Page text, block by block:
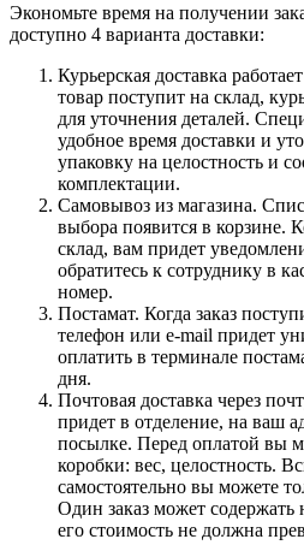
Экономьте время на получении
доступно 4 варианта доставки:
Курьерская доставка
товар поступит на склад,
для уточнения деталей.
удобное время доставки и
упаковку на целостность и
комплектации.
Самовывоз из магазина.
выбора появится в корзине.
склад, вам придет
обратитесь к сотруднику в
номер.
Постамат. Когда заказ
телефон или e-mail придет
оплатить в терминале
дня.
Почтовая доставка через
придет в отделение, на ваш
посылке. Перед оплатой вы
коробки: вес, целостность.
самостоятельно вы можете
Один заказ может
его стоимость не должна